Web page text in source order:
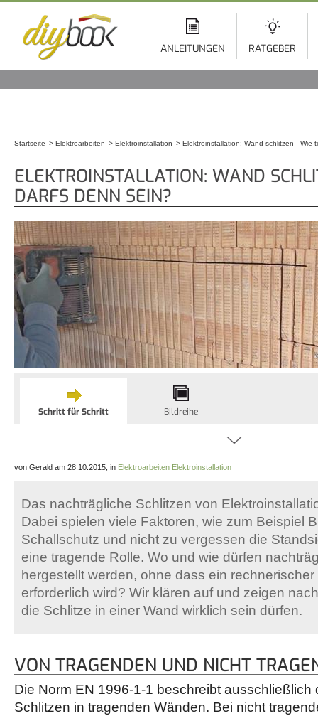
ANLEITUNGEN RATGEBER
Startseite Elektroarbeiten Elektroinstallation Elektroinstallation: Wand schlitzen - Wie
ELEKTROINSTALLATION: WAND
DARFS DENN SEIN?
Schritt für Schritt Bildreihe
von Gerald am 28.10.2015, in Elektroarbeiten Elektroinstallation
Das nachträgliche Schlitzen von
Dabei spielen viele Faktoren, wie zum Beispiel
Schallschutz und nicht zu vergessen die
eine tragende Rolle. Wo und wie dürfen
hergestellt werden, ohne dass ein
erforderlich wird? Wir klären auf und zeigen
die Schlitze in einer Wand wirklich sein dürfen.
VON TRAGENDEN UND NICHT
Die Norm EN 1996-1-1 beschreibt ausschließlich
Schlitzen in tragenden Wänden. Bei nicht